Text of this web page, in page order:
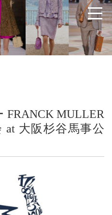
FRANCK MULLER
at 大阪杉谷馬事公